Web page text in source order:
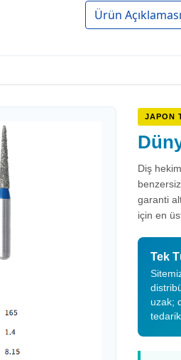
Ürün Açıklaması
JAPON
Diş
garanti
için en
Tek
uzak;